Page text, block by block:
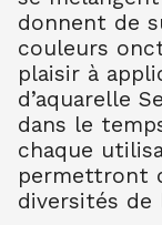
10.00
TER
7.90
TER
7.90
donnent de
couleurs
plaisir à
d’aquarelle
dans le
chaque
permettront
diversités de